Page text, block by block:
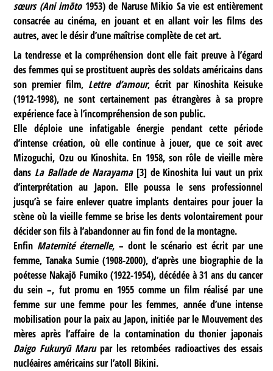
sœurs (Ani imōto1953) de Naruse Mikio Sa vie est entièrement
consacrée au cinéma, en jouant et en allant voir les films des
autres, avec le désir d’une maîtrise complète de cet art.
La tendresse et la compréhension dont elle fait preuve à l’égard
des femmes qui se prostituent auprès des soldats américains dans
son premier film, Lettre d’amour, écrit par Kinoshita Keisuke
(1912-1998), ne sont certainement pas étrangères à sa propre
expérience face à l’incompréhension de son public.
Elle déploie une infatigable énergie pendant cette période
d’intense création, où elle continue à jouer, que ce soit avec
Mizoguchi, Ozu ou Kinoshita. En 1958, son rôle de vieille mère
dans La Ballade de Narayama[3] de Kinoshita lui vaut un prix
d’interprétation au Japon. Elle poussa le sens professionnel
jusqu’à se faire enlever quatre implants dentaires pour jouer la
scène où la vieille femme se brise les dents volontairement pour
décider son fils à l’abandonner au fin fond de la montagne.
Enfin Maternité éternelle, – dont le scénario est écrit par une
femme, Tanaka Sumie (1908-2000), d’après une biographie de la
poétesse Nakajō Fumiko (1922-1954), décédée à 31 ans du cancer
du sein –, fut promu en 1955 comme un film réalisé par une
femme sur une femme pour les femmes, année d’une intense
mobilisation pour la paix au Japon, initiée par le Mouvement des
mères après l’affaire de la contamination du thonier japonais
Daigo Fukuryū Marupar les retombées radioactives des essais
nucléaires américains sur l’atoll Bikini.